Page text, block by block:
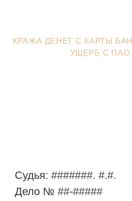
КРАЖА ДЕНЕГ С КАРТЫ
УЩЕРБ С ПАО
Судья: #######. #.#.
Дело № ##-#####